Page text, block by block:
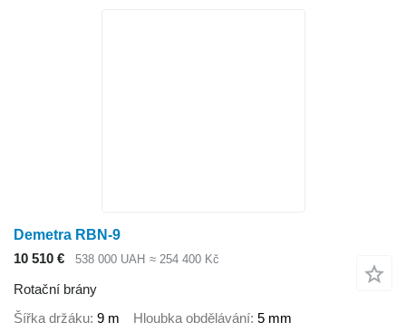
Demetra RBN-9
10 510 €
538 000 UAH ≈ 254 400 Kč
Rotační brány
Šířka držáku 9 m Hloubka obdělávání 5 mm